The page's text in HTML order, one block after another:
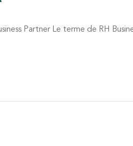
Partner Le terme de RH